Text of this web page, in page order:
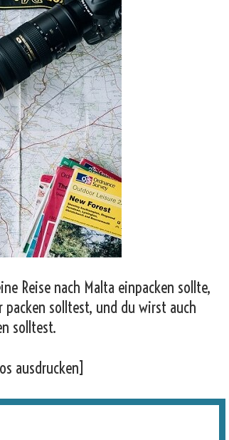
Reise nach Malta einpacken sollte,
solltest, und du wirst auch
solltest.
ausdrucken]